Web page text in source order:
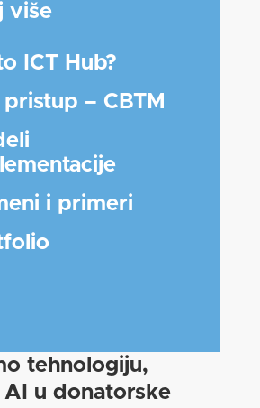
više
ICT Hub?
pristup – CBTM
i primeri
tehnologiju,
AI u donatorske